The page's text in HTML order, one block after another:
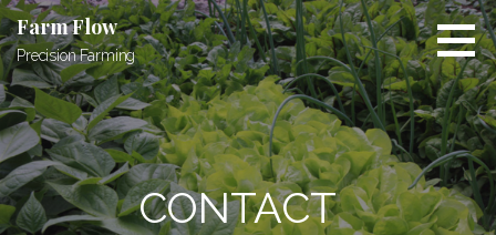
Ga
naar
de
inhoud
Farm Flow
Precision Farming
CONTACT